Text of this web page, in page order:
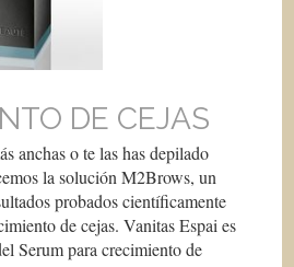
DE CEJAS
anchas o te las has depilado
la solución M2Brows, un
probados científicamente
de cejas. Vanitas Espai es
Serum para crecimiento de